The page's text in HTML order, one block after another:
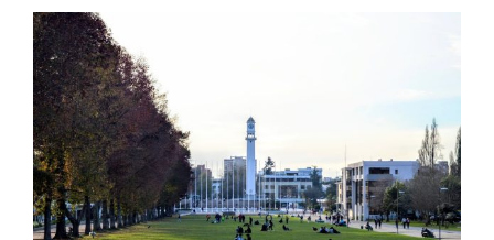
Columnas
Música Clásica
Especiales
Ver
imagen
más
grande